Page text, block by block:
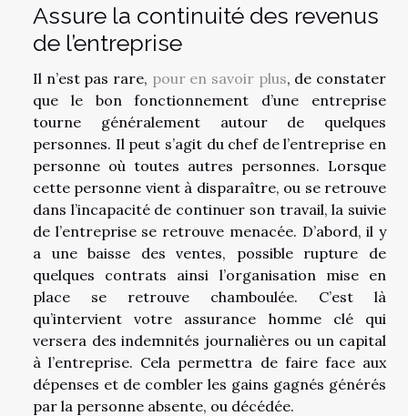
Assure la continuité des revenus
de l’entreprise
Il n’est pas rare, pour en savoir plus, de constater
que le bon fonctionnement d’une entreprise
tourne généralement autour de quelques
personnes. Il peut s’agit du chef de l’entreprise en
personne où toutes autres personnes. Lorsque
cette personne vient à disparaître, ou se retrouve
dans l’incapacité de continuer son travail, la suivie
de l’entreprise se retrouve menacée. D’abord, il y
a une baisse des ventes, possible rupture de
quelques contrats ainsi l’organisation mise en
place se retrouve chamboulée. C’est là
qu’intervient votre assurance homme clé qui
versera des indemnités journalières ou un capital
à l’entreprise. Cela permettra de faire face aux
dépenses et de combler les gains gagnés générés
par la personne absente, ou décédée.